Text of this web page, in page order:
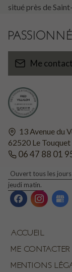
situé près de
13 Avenue du
62520 Le Touquet
06 47 88 01
Ouvert tous les
jeudi matin.
ACCUEIL
ME CONTACTER
MENTIONS
Me